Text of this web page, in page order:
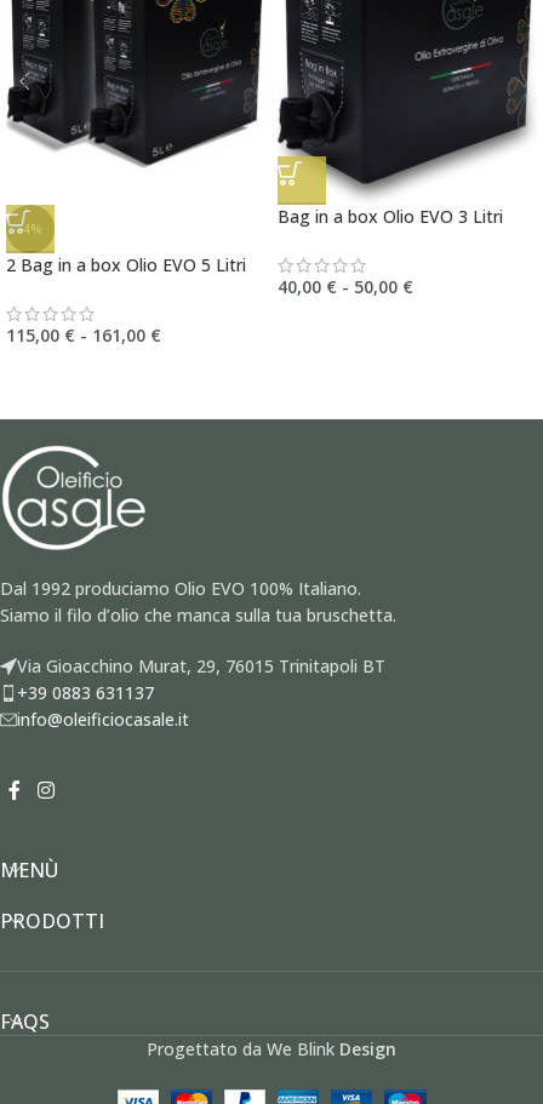
-4%
2 Bag in a box Olio EVO 5 Litri
115,00 € - 161,00 €
Bag in a box Olio EVO 3 Litri
40,00 € - 50,00 €
Dal 1992 produciamo Olio EVO 100% Italiano.
Siamo il filo d’olio che manca sulla tua bruschetta.
Via Gioacchino Murat, 29, 76015 Trinitapoli BT
+39 0883 631137
info@oleificiocasale.it
MENÙ
PRODOTTI
FAQS
Progettato da We Blink Design